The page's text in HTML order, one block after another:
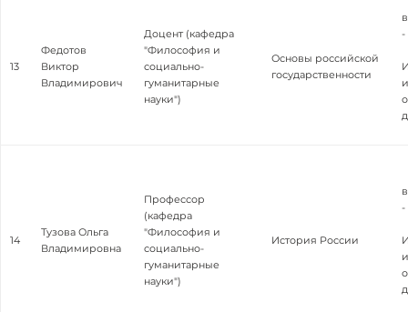
13
Федотов
Виктор
Владимирович
Доцент (кафедра
"Философия и
социально-
гуманитарные
науки")
Основы российской
государственности
-
14
Тузова Ольга
Владимировна
Профессор
(кафедра
"Философия и
социально-
гуманитарные
науки")
История России
-